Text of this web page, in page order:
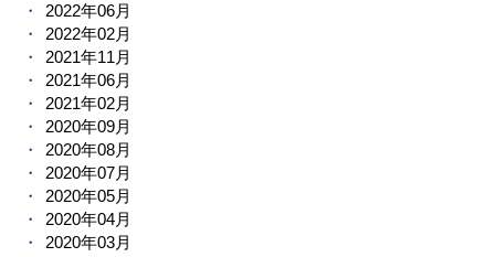
2022年06月
2022年02月
2021年11月
2021年06月
2021年02月
2020年09月
2020年08月
2020年07月
2020年05月
2020年04月
2020年03月